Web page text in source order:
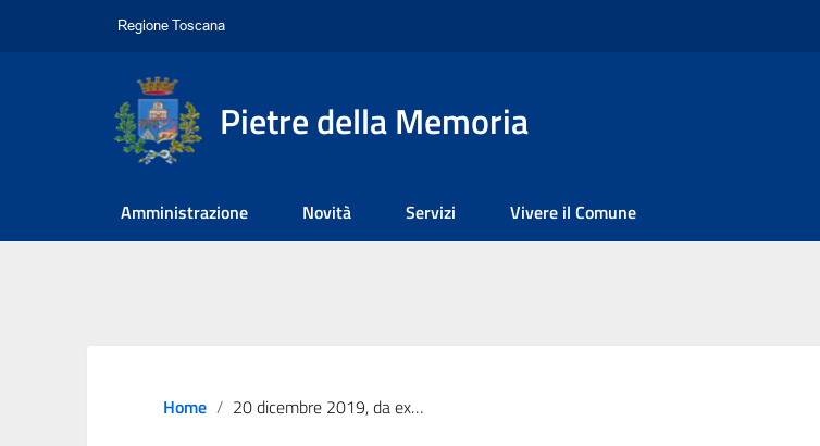
Pietre della Memoria
Amministrazione Novità Servizi Vivere il Comune
Home 20 dicembre 2019, da ex Casa del Fascio a Casa della Memoria